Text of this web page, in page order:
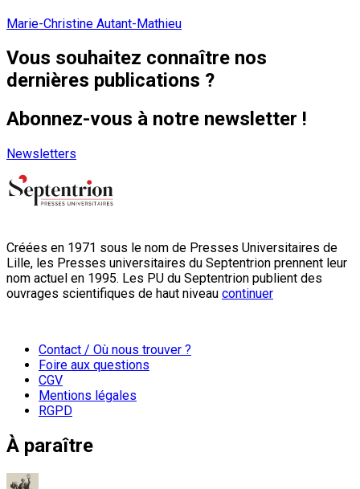
Marie-Christine Autant-Mathieu
Vous souhaitez connaître nos
dernières publications ?
Abonnez-vous à notre newsletter !
Newsletters
Créées en 1971 sous le nom de Presses Universitaires de
Lille, les Presses universitaires du Septentrion prennent leur
nom actuel en 1995. Les PU du Septentrion publient des
ouvrages scientifiques de haut niveau continuer
Contact / Où nous trouver ?
Foire aux questions
CGV
Mentions légales
RGPD
À paraître